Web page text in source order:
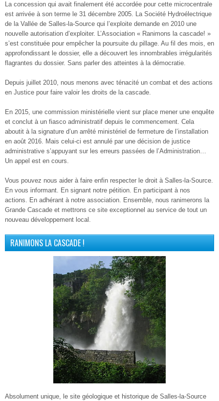
La concession qui avait finalement été accordée pour cette microcentrale
est arrivée à son terme le 31 décembre 2005. La Société Hydroélectrique
de la Vallée de Salles-la-Source qui l’exploite demande en 2010 une
nouvelle autorisation d’exploiter. L’Association « Ranimons la cascade! »
s’est constituée pour empêcher la poursuite du pillage. Au fil des mois, en
approfondissant le dossier, elle a découvert les innombrables irrégularités
flagrantes du dossier. Sans parler des atteintes à la démocratie.
Depuis juillet 2010, nous menons avec ténacité un combat et des actions
en Justice pour faire valoir les droits de la cascade.
En 2015, une commission ministérielle vient sur place mener une enquête
et conclut à un fiasco administratif depuis le commencement. Cela
aboutit à la signature d’un arrêté ministériel de fermeture de l’installation
en août 2016. Mais celui-ci est annulé par une décision de justice
administrative s’appuyant sur les erreurs passées de l’Administration…
Un appel est en cours.
Vous pouvez nous aider à faire enfin respecter le droit à Salles-la-Source.
En vous informant. En signant notre pétition. En participant à nos
actions. En adhérant à notre association. Ensemble, nous ranimerons la
Grande Cascade et mettrons ce site exceptionnel au service de tout un
nouveau développement local.
RANIMONS LA CASCADE !
Absolument unique, le site géologique et historique de Salles-la-Source